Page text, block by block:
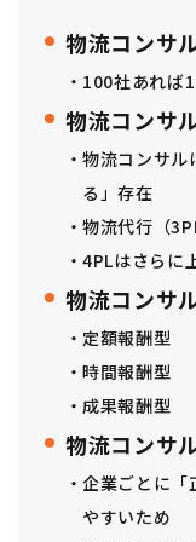
物流コンサ
100社あれば
物流コンサ
物流コンサル
る」存在
物流代行（
4PLはさらに
物流コンサ
定額報酬型
時間報酬型
成果報酬型
物流コンサ
企業ごとに「
やすいため